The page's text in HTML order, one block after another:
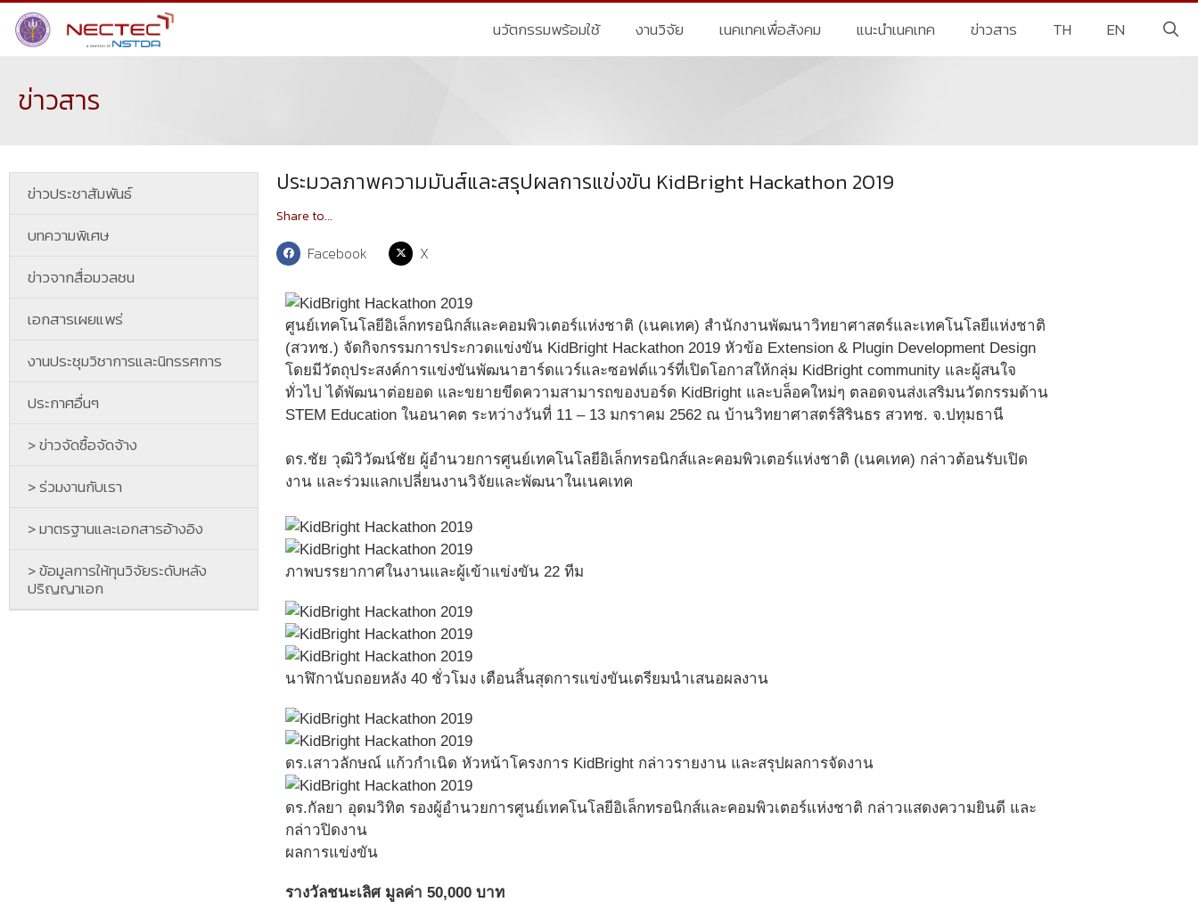
นวัตกรรมพร้อมใช้ งานวิจัย เนคเทคเพื่อสังคม แนะนำเนคเทค ข่าวสาร TH EN
ข่าวสาร
ข่าวประชาสัมพันธ์
บทความพิเศษ
ข่าวจากสื่อมวลชน
เอกสารเผยแพร่
งานประชุมวิชาการและนิทรรศการ
ประกาศอื่นๆ
> ข่าวจัดซื้อจัดจ้าง
> ร่วมงานกับเรา
> มาตรฐานและเอกสารอ้างอิง
> ข้อมูลการให้ทุนวิจัยระดับหลัง
ปริญญาเอก
ประมวลภาพความมันส์และสรุปผลการแข่งขัน KidBright Hackathon 2019
Share to...
Facebook X
ศูนย์เทคโนโลยีอิเล็กทรอนิกส์และคอมพิวเตอร์แห่งชาติ (เนคเทค) สำนักงานพัฒนาวิทยาศาสตร์และเทคโนโลยีแห่งชาติ
(สวทช.) จัดกิจกรรมการประกวดแข่งขัน KidBright Hackathon 2019 หัวข้อ Extension & Plugin Development Design
โดยมีวัตถุประสงค์การแข่งขันพัฒนาฮาร์ดแวร์และซอฟต์แวร์ที่เปิดโอกาสให้กลุ่ม KidBright community และผู้สนใจ
ทั่วไป ได้พัฒนาต่อยอด และขยายขีดความสามารถของบอร์ด KidBright และบล็อคใหม่ๆ ตลอดจนส่งเสริมนวัตกรรมด้าน
STEM Education ในอนาคต ระหว่างวันที่ 11 – 13 มกราคม 2562 ณ บ้านวิทยาศาสตร์สิรินธร สวทช. จ.ปทุมธานี
ดร.ชัย วุฒิวิวัฒน์ชัย ผู้อำนวยการศูนย์เทคโนโลยีอิเล็กทรอนิกส์และคอมพิวเตอร์แห่งชาติ (เนคเทค) กล่าวต้อนรับเปิด
งาน และร่วมแลกเปลี่ยนงานวิจัยและพัฒนาในเนคเทค
ภาพบรรยากาศในงานและผู้เข้าแข่งขัน 22 ทีม
นาฬิกานับถอยหลัง 40 ชั่วโมง เตือนสิ้นสุดการแข่งขันเตรียมนำเสนอผลงาน
ดร.เสาวลักษณ์ แก้วกำเนิด หัวหน้าโครงการ KidBright กล่าวรายงาน และสรุปผลการจัดงาน
ดร.กัลยา อุดมวิทิต รองผู้อำนวยการศูนย์เทคโนโลยีอิเล็กทรอนิกส์และคอมพิวเตอร์แห่งชาติ กล่าวแสดงความยินดี และ
กล่าวปิดงาน
ผลการแข่งขัน
รางวัลชนะเลิศ มูลค่า 50,000 บาท